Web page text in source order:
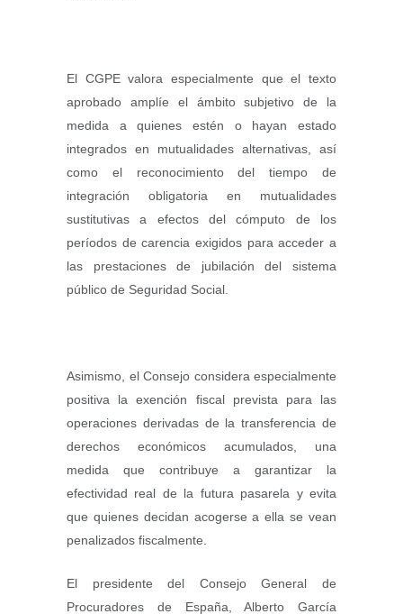
El CGPE valora especialmente que el texto
aprobado amplíe el ámbito subjetivo de la
medida a quienes estén o hayan estado
integrados en mutualidades alternativas, así
como el reconocimiento del tiempo de
integración obligatoria en mutualidades
sustitutivas a efectos del cómputo de los
períodos de carencia exigidos para acceder a
las prestaciones de jubilación del sistema
público de Seguridad Social.
Asimismo, el Consejo considera especialmente
positiva la exención fiscal prevista para las
operaciones derivadas de la transferencia de
derechos económicos acumulados, una
medida que contribuye a garantizar la
efectividad real de la futura pasarela y evita
que quienes decidan acogerse a ella se vean
penalizados fiscalmente.
El presidente del Consejo General de
Procuradores de España, Alberto García